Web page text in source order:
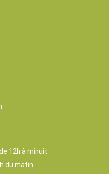
12h à minuit
du matin